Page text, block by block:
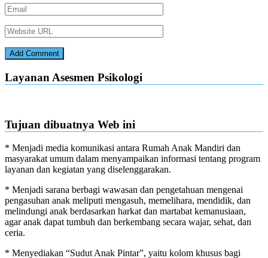
Layanan Asesmen Psikologi
Tujuan dibuatnya Web ini
* Menjadi media komunikasi antara Rumah Anak Mandiri dan
masyarakat umum dalam menyampaikan informasi tentang program
layanan dan kegiatan yang diselenggarakan.
* Menjadi sarana berbagi wawasan dan pengetahuan mengenai
pengasuhan anak meliputi mengasuh, memelihara, mendidik, dan
melindungi anak berdasarkan harkat dan martabat kemanusiaan,
agar anak dapat tumbuh dan berkembang secara wajar, sehat, dan
ceria.
* Menyediakan “Sudut Anak Pintar”, yaitu kolom khusus bagi